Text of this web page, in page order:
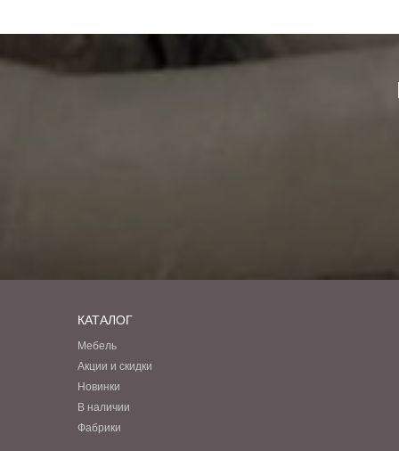
КАТАЛОГ
Мебель
Акции и скидки
Новинки
В наличии
Фабрики